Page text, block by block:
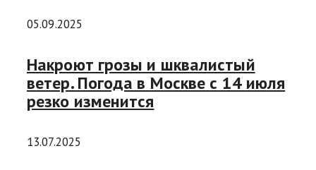
05.09.2025
Накроют грозы и шквалистый
ветер. Погода в Москве с 14 июля
резко изменится
13.07.2025